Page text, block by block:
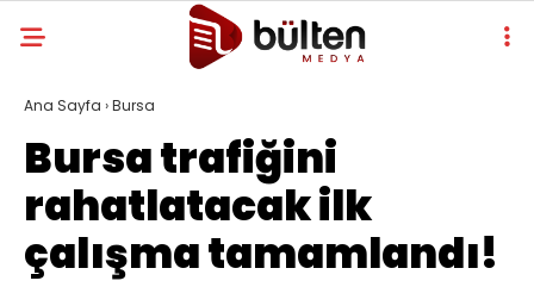
Ana Sayfa ›Bursa
Bursa trafiğini
rahatlatacak ilk
çalışma tamamlandı!